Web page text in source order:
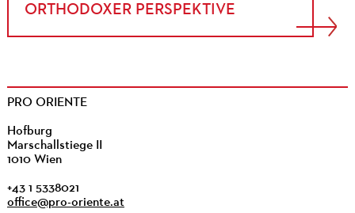
ORTHODOXER PERSPEKTIVE
PRO ORIENTE
Hofburg
Marschallstiege II
1010 Wien
+43 1 5338021
office@pro-oriente.at